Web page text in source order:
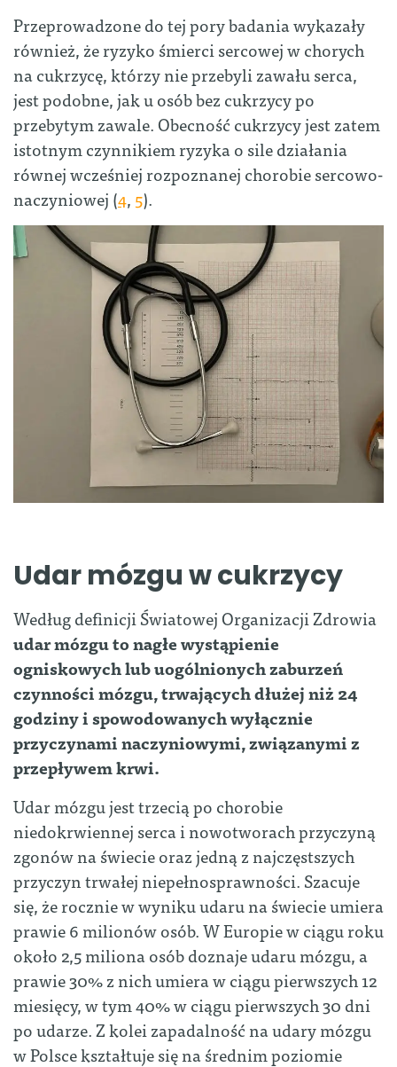
Przeprowadzone do tej pory badania wykazały
również, że ryzyko śmierci sercowej w chorych
na cukrzycę, którzy nie przebyli zawału serca,
jest podobne, jak u osób bez cukrzycy po
przebytym zawale. Obecność cukrzycy jest zatem
istotnym czynnikiem ryzyka o sile działania
równej wcześniej rozpoznanej chorobie sercowo-
naczyniowej (4,5).
Udar mózgu w cukrzycy
Według definicji Światowej Organizacji Zdrowia
udar mózgu to nagłe wystąpienie
ogniskowych lub uogólnionych zaburzeń
czynności mózgu, trwających dłużej niż 24
godziny i spowodowanych wyłącznie
przyczynami naczyniowymi, związanymi z
przepływem krwi.
Udar mózgu jest trzecią po chorobie
niedokrwiennej serca i nowotworach przyczyną
zgonów na świecie oraz jedną z najczęstszych
przyczyn trwałej niepełnosprawności. Szacuje
się, że rocznie w wyniku udaru na świecie umiera
prawie 6 milionów osób. W Europie w ciągu roku
około 2,5 miliona osób doznaje udaru mózgu, a
prawie 30% z nich umiera w ciągu pierwszych 12
miesięcy, w tym 40% w ciągu pierwszych 30 dni
po udarze. Z kolei zapadalność na udary mózgu
w Polsce kształtuje się na średnim poziomie